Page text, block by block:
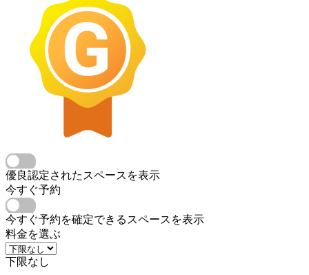
優良認定されたスペースを表示
今すぐ予約
今すぐ予約を確定できるスペースを表示
料金を選ぶ
下限なし